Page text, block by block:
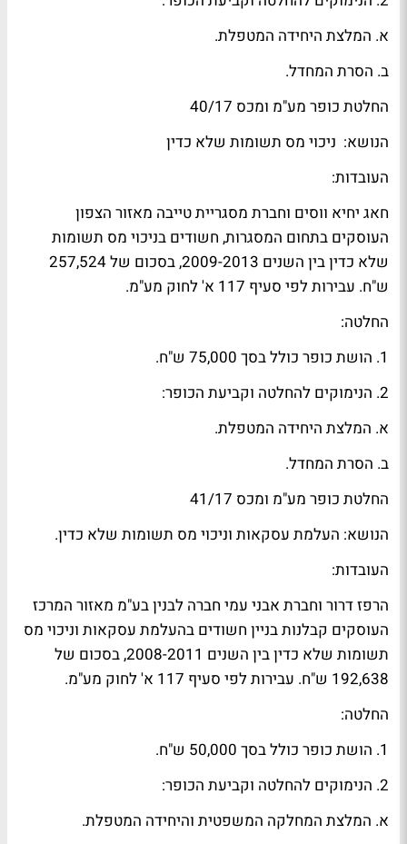
א. המלצת היחידה המטפלת.
ב. הסרת המחדל.
החלטת כופר מע"מ ומכס 40/17
הנושא: ניכוי מס תשומות שלא כדין
העובדות:
חאג יחיא ווסים וחברת מסגריית טייבה מאזור הצפון
העוסקים בתחום המסגרות, חשודים בניכוי מס תשומות
שלא כדין בין השנים 2009-2013, בסכום של 257,524
ש"ח. עבירות לפי סעיף 117 א' לחוק מע"מ.
החלטה:
1. הושת כופר כולל בסך 75,000 ש"ח.
2. הנימוקים להחלטה וקביעת הכופר:
א. המלצת היחידה המטפלת.
ב. הסרת המחדל.
החלטת כופר מע"מ ומכס 41/17
הנושא: העלמת עסקאות וניכוי מס תשומות שלא כדין.
העובדות:
הרפז דרור וחברת אבני עמי חברה לבנין בע"מ מאזור המרכז
העוסקים קבלנות בניין חשודים בהעלמת עסקאות וניכוי מס
תשומות שלא כדין בין השנים 2008-2011, בסכום של
192,638 ש"ח. עבירות לפי סעיף 117 א' לחוק מע"מ.
החלטה:
1. הושת כופר כולל בסך 50,000 ש"ח.
2. הנימוקים להחלטה וקביעת הכופר:
א. המלצת המחלקה המשפטית והיחידה המטפלת.